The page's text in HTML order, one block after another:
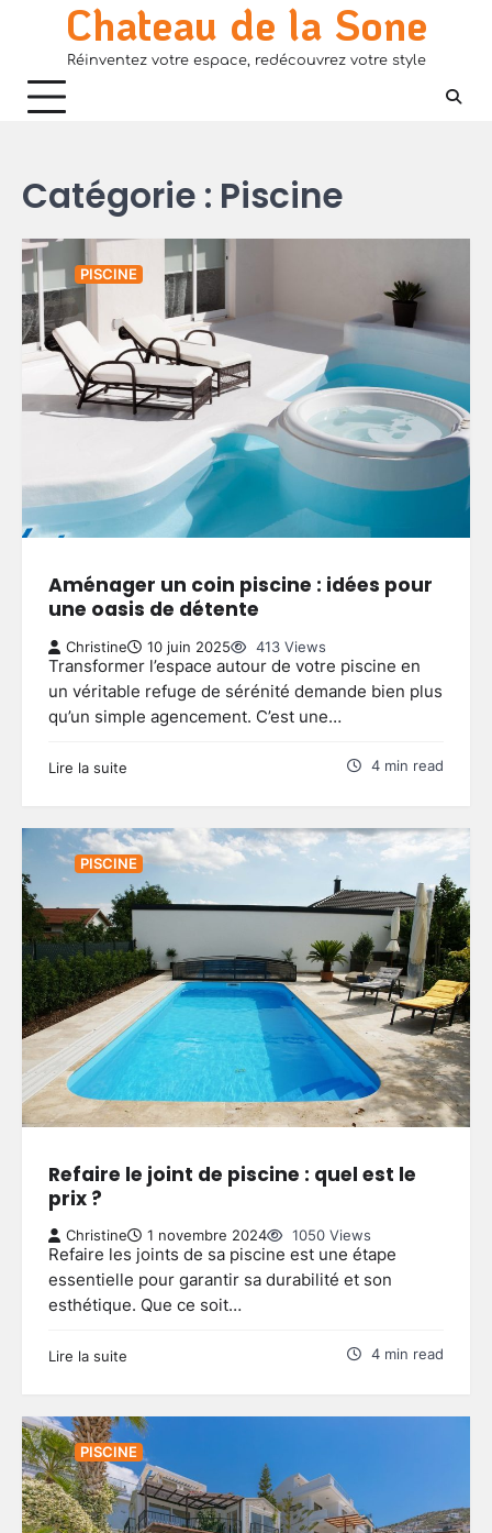
Chateau de la Sone
Réinventez votre espace, redécouvrez votre style
Catégorie : Piscine
PISCINE
Aménager un coin piscine : idées pour
une oasis de détente
Christine 10 juin 2025 413 Views
Transformer l’espace autour de votre piscine en
un véritable refuge de sérénité demande bien plus
qu’un simple agencement. C’est une…
Lire la suite 4 min read
PISCINE
Refaire le joint de piscine : quel est le
prix ?
Christine 1 novembre 2024 1050 Views
Refaire les joints de sa piscine est une étape
essentielle pour garantir sa durabilité et son
esthétique. Que ce soit…
Lire la suite 4 min read
PISCINE